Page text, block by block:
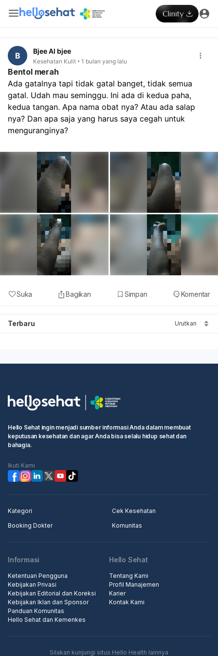
B Bjee Al bjee
Kesehatan Kulit 1 bulan yang lalu
Bentol merah
Ada gatalnya tapi tidak gatal banget, tidak semua
gatal. Udah mau seminggu. Ini ada di kedua paha,
kedua tangan. Apa nama obat nya? Atau ada salap
nya? Dan apa saja yang harus saya cegah untuk
menguranginya?
Suka Bagikan Simpan Komentar
Terbaru Urutkan
Hello Sehat ingin menjadi sumber informasi Anda dalam membuat
keputusan kesehatan dan agar Anda bisa selalu hidup sehat dan
bahagia.
Ikuti Kami
Kategori
Cek Kesehatan
Booking Dokter
Komunitas
Informasi
Ketentuan Pengguna
Kebijakan Privasi
Kebijakan Editorial dan Koreksi
Kebijakan Iklan dan Sponsor
Panduan Komunitas
Hello Sehat dan Kemenkes
Hello Sehat
Tentang Kami
Profil Manajemen
Karier
Kontak Kami
Silakan kunjungi situs Hello Health lainnya